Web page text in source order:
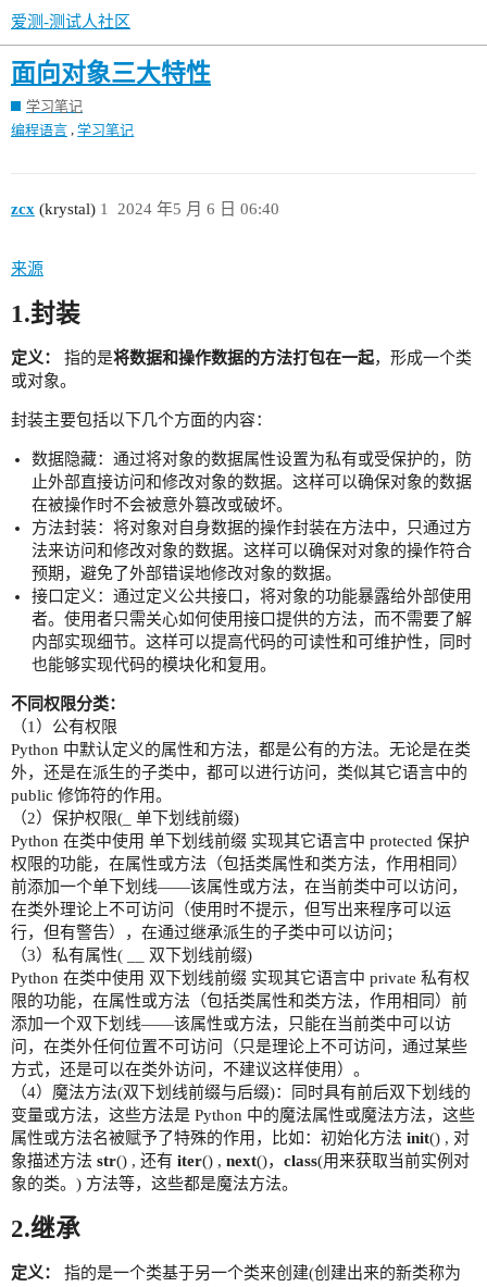
爱测-测试人社区
面向对象三大特性
学习笔记
编程语言 ,学习笔记
zcx (krystal) 2024 年5 月 6 日 06:40
1
来源
1.封装
定义： 指的是将数据和操作数据的方法打包在一起，形成一个类
或对象。
封装主要包括以下几个方面的内容：
数据隐藏：通过将对象的数据属性设置为私有或受保护的，防
止外部直接访问和修改对象的数据。这样可以确保对象的数据
在被操作时不会被意外篡改或破坏。
方法封装：将对象对自身数据的操作封装在方法中，只通过方
法来访问和修改对象的数据。这样可以确保对对象的操作符合
预期，避免了外部错误地修改对象的数据。
接口定义：通过定义公共接口，将对象的功能暴露给外部使用
者。使用者只需关心如何使用接口提供的方法，而不需要了解
内部实现细节。这样可以提高代码的可读性和可维护性，同时
也能够实现代码的模块化和复用。
不同权限分类：
（1）公有权限
Python 中默认定义的属性和方法，都是公有的方法。无论是在类
外，还是在派生的子类中，都可以进行访问，类似其它语言中的
public 修饰符的作用。
（2）保护权限(_ 单下划线前缀)
Python 在类中使用 单下划线前缀 实现其它语言中 protected 保护
权限的功能，在属性或方法（包括类属性和类方法，作用相同）
前添加一个单下划线——该属性或方法，在当前类中可以访问，
在类外理论上不可访问（使用时不提示，但写出来程序可以运
行，但有警告），在通过继承派生的子类中可以访问；
（3）私有属性( __ 双下划线前缀)
Python 在类中使用 双下划线前缀 实现其它语言中 private 私有权
限的功能，在属性或方法（包括类属性和类方法，作用相同）前
添加一个双下划线——该属性或方法，只能在当前类中可以访
问，在类外任何位置不可访问（只是理论上不可访问，通过某些
方式，还是可以在类外访问，不建议这样使用）。
（4）魔法方法(双下划线前缀与后缀)：同时具有前后双下划线的
变量或方法，这些方法是 Python 中的魔法属性或魔法方法，这些
属性或方法名被赋予了特殊的作用，比如：初始化方法 init() , 对
象描述方法 str() , 还有 iter() , next()， class(用来获取当前实例对
象的类。) 方法等，这些都是魔法方法。
2.继承
定义：
指的是一个类基于另一个类来创建(创建出来的新类称为